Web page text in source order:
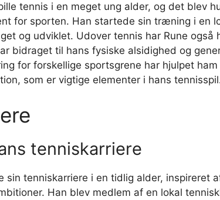
tennis i en meget ung alder, og det blev
for sporten. Han startede sin træning i en
og udviklet. Udover tennis har Rune også
bidraget til hans fysiske alsidighed og
for forskellige sportsgrene har hjulpet
som er vigtige elementer i hans
tenniskarriere
sin tenniskarriere i en tidlig alder, inspireret
Han blev medlem af en lokal